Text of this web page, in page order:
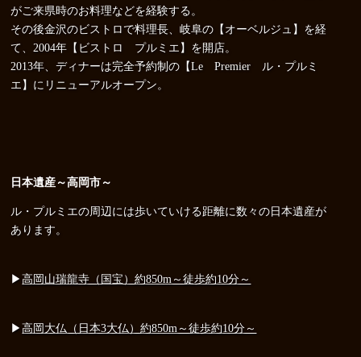
がご来県時のお料理などを経験する。
その後金沢のビストロで料理長、岐阜の【オーベルジュ】を経
て、2004年【ビストロ プルミエ】を開店。
2013年、ディナーは完全予約制の【Le Premier ル・プルミ
エ】にリニューアルオープン。
日本遺産～高岡市～
ル・プルミエの周辺には歩いていける距離に数々の日本遺産が
あります。
▶高岡山瑞龍寺（国宝）約850m～徒歩約10分～
▶高岡大仏（日本3大仏）約850m～徒歩約10分～